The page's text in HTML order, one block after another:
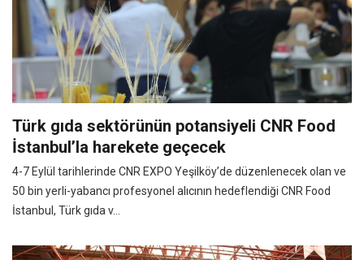
Türk gıda sektörünün potansiyeli CNR Food
İstanbul’la harekete geçecek
4-7 Eylül tarihlerinde CNR EXPO Yeşilköy’de düzenlenecek olan ve
50 bin yerli-yabancı profesyonel alıcının hedeflendiği CNR Food
İstanbul, Türk gıda v...